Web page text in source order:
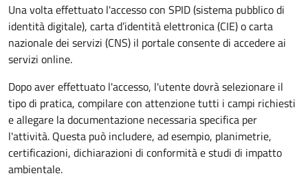
Una volta effettuato l'accesso con SPID (sistema pubblico di
identità digitale), carta d’identità elettronica (CIE) o carta
nazionale dei servizi (CNS) il portale consente di accedere ai
servizi online.
Dopo aver effettuato l'accesso, l'utente dovrà selezionare il
tipo di pratica, compilare con attenzione tutti i campi richiesti
e allegare la documentazione necessaria specifica per
l'attività. Questa può includere, ad esempio, planimetrie,
certificazioni, dichiarazioni di conformità e studi di impatto
ambientale.